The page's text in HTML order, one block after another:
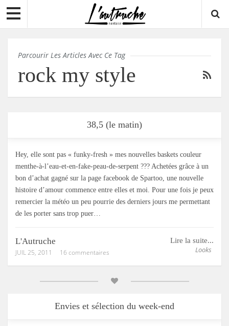
Parcourir Les Articles Avec Ce Tag
rock my style
38,5 (le matin)
Hey, elle sont pas « funky-fresh » mes nouvelles baskets couleur
menthe-à-l’eau-et-en-fake-peau-de-serpent ??? Achetées grâce à un
bon d’achat gagné sur la page facebook de Spartoo, une nouvelle
histoire d’amour commence entre elles et moi. Pour une fois je peux
remercier la météo un peu pourrie des derniers jours me permettant
de les porter sans trop puer…
Lire la suite...
Looks
L'Autruche
JUIL 25, 2011 16 commentaires
Envies et sélection du week-end